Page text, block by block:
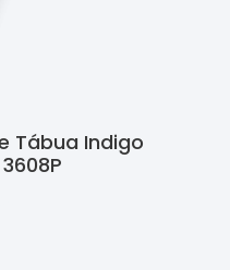
Tábua Indigo